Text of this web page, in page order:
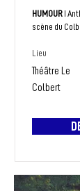
HUMOURI
scène du
Lieu
Théâtre Le
Colbert